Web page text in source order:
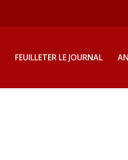
FEUILLETER LE JOURNAL